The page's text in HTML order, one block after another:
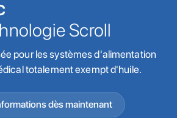
Scroll
pour les systèmes d'alimentation
totalement exempt d'huile.
dès maintenant